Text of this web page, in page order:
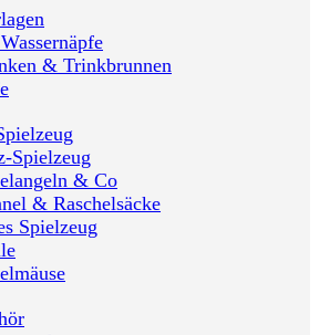
& Trinkbrunnen
Spielzeug
& Co
& Raschelsäcke
Spielzeug